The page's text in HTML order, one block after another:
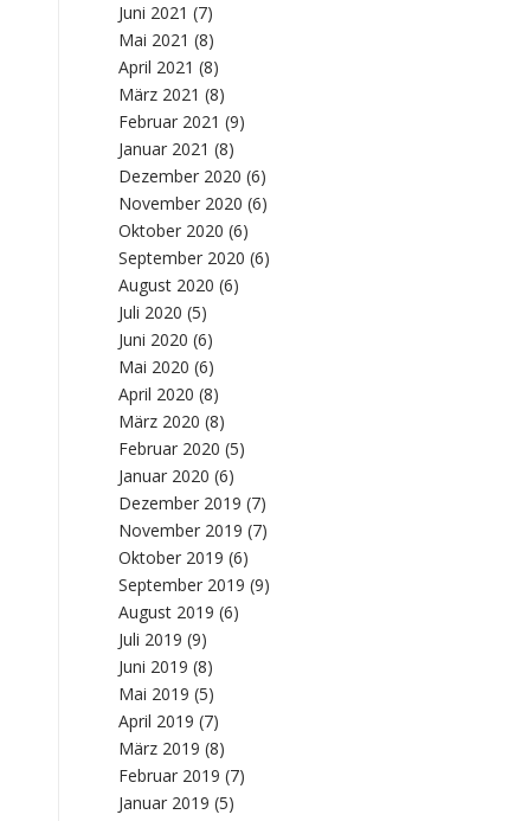
Juni 2021 (7)
Mai 2021 (8)
April 2021 (8)
März 2021 (8)
Februar 2021 (9)
Januar 2021 (8)
Dezember 2020 (6)
November 2020 (6)
Oktober 2020 (6)
September 2020 (6)
August 2020 (6)
Juli 2020 (5)
Juni 2020 (6)
Mai 2020 (6)
April 2020 (8)
März 2020 (8)
Februar 2020 (5)
Januar 2020 (6)
Dezember 2019 (7)
November 2019 (7)
Oktober 2019 (6)
September 2019 (9)
August 2019 (6)
Juli 2019 (9)
Juni 2019 (8)
Mai 2019 (5)
April 2019 (7)
März 2019 (8)
Februar 2019 (7)
Januar 2019 (5)